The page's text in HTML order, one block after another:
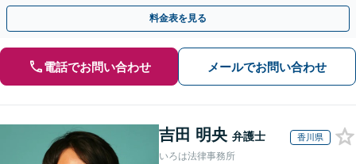
執行／事業承継など、お任せください」【休日相談あり】
料金表を見る
電話でお問い合わせ メールでお問い合わせ
吉田 明央 弁護士 香川県
いろは法律事務所